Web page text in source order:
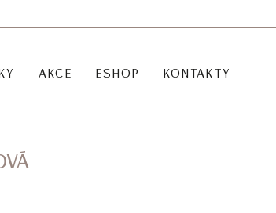
AKCE ESHOP KONTAKTY